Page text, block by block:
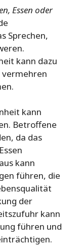
Essen oder
Sprechen,
kann dazu
vermehren
kann
Betroffene
da das
kann
führen, die
der
kann
führen und